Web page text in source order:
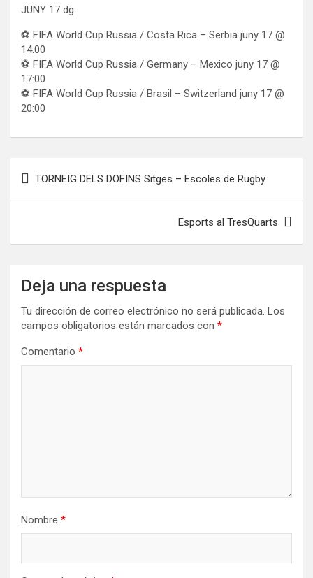
JUNY 17 dg.
⚽ FIFA World Cup Russia / Costa Rica – Serbia juny 17 @
14:00
⚽ FIFA World Cup Russia / Germany – Mexico juny 17 @
17:00
⚽ FIFA World Cup Russia / Brasil – Switzerland juny 17 @
20:00
Navegación
TORNEIG DELS DOFINS Sitges – Escoles de Rugby
Esports al TresQuarts
Deja una respuesta
Tu dirección de correo electrónico no será publicada. Los
campos obligatorios están marcados con *
Comentario *
Nombre *